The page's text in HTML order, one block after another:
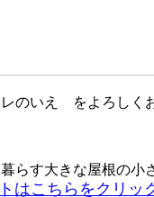
のいえ をよろしく
らす大きな屋根の
はこちらをクリッ